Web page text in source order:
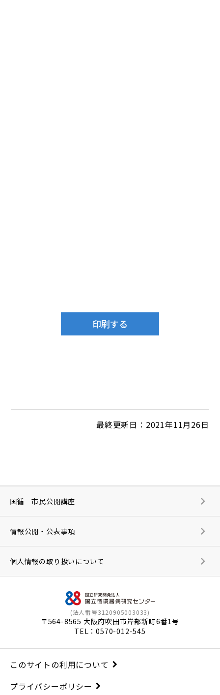
最終更新日：2021年11月26日
(法人番号3120905003033)
〒564-8565 大阪府吹田市岸部新町6番1号
TEL：0570-012-545
国循 市民公開講座
情報公開・公表事項
個人情報の取り扱いについて
このサイトの利用について
プライバシーポリシー